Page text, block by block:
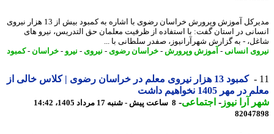
مدیرکل آموزش وپرورش خراسان رضوی با اشاره به کمبود بیش از 13 هزار نیروی
در استان گفت: با استفاده از ظرفیت معلمان حق التدریس، نیرو های
- به گزارش شهرآرانیوز، صفدر سلطانی با ...
انسانی-آموزش وپرورش-خراسان رضوی-نیروی-نیرو -خراسان-کمبود
کمبود 13 هزار نیروی معلم در خراسان رضوی | کلاس خالی از
مهر 1405 نخواهیم داشت
آرا نیوز-اجتماعی-8 ساعت پیش - شنبه 17 مرداد 1405، 14:42